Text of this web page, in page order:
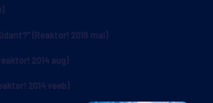
(Reaktor! 2019 mai)
2014 aug)
2014 veeb)